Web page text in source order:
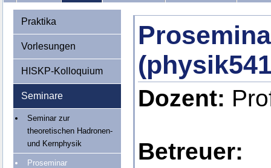
Praktika
Vorlesungen
HISKP-Kolloquium
Seminare
Seminar zur
theoretischen Hadronen-
und Kernphysik
Proseminar
Dozent:
Betreuer: